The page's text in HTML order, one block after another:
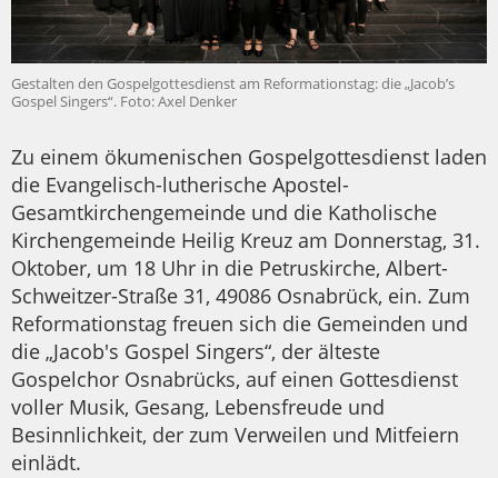
Gestalten den Gospelgottesdienst am Reformationstag: die „Jacob’s
Gospel Singers“. Foto: Axel Denker
Zu einem ökumenischen Gospelgottesdienst laden
die Evangelisch-lutherische Apostel-
Gesamtkirchengemeinde und die Katholische
Kirchengemeinde Heilig Kreuz am Donnerstag, 31.
Oktober, um 18 Uhr in die Petruskirche, Albert-
Schweitzer-Straße 31, 49086 Osnabrück, ein. Zum
Reformationstag freuen sich die Gemeinden und
die „Jacob's Gospel Singers“, der älteste
Gospelchor Osnabrücks, auf einen Gottesdienst
voller Musik, Gesang, Lebensfreude und
Besinnlichkeit, der zum Verweilen und Mitfeiern
einlädt.